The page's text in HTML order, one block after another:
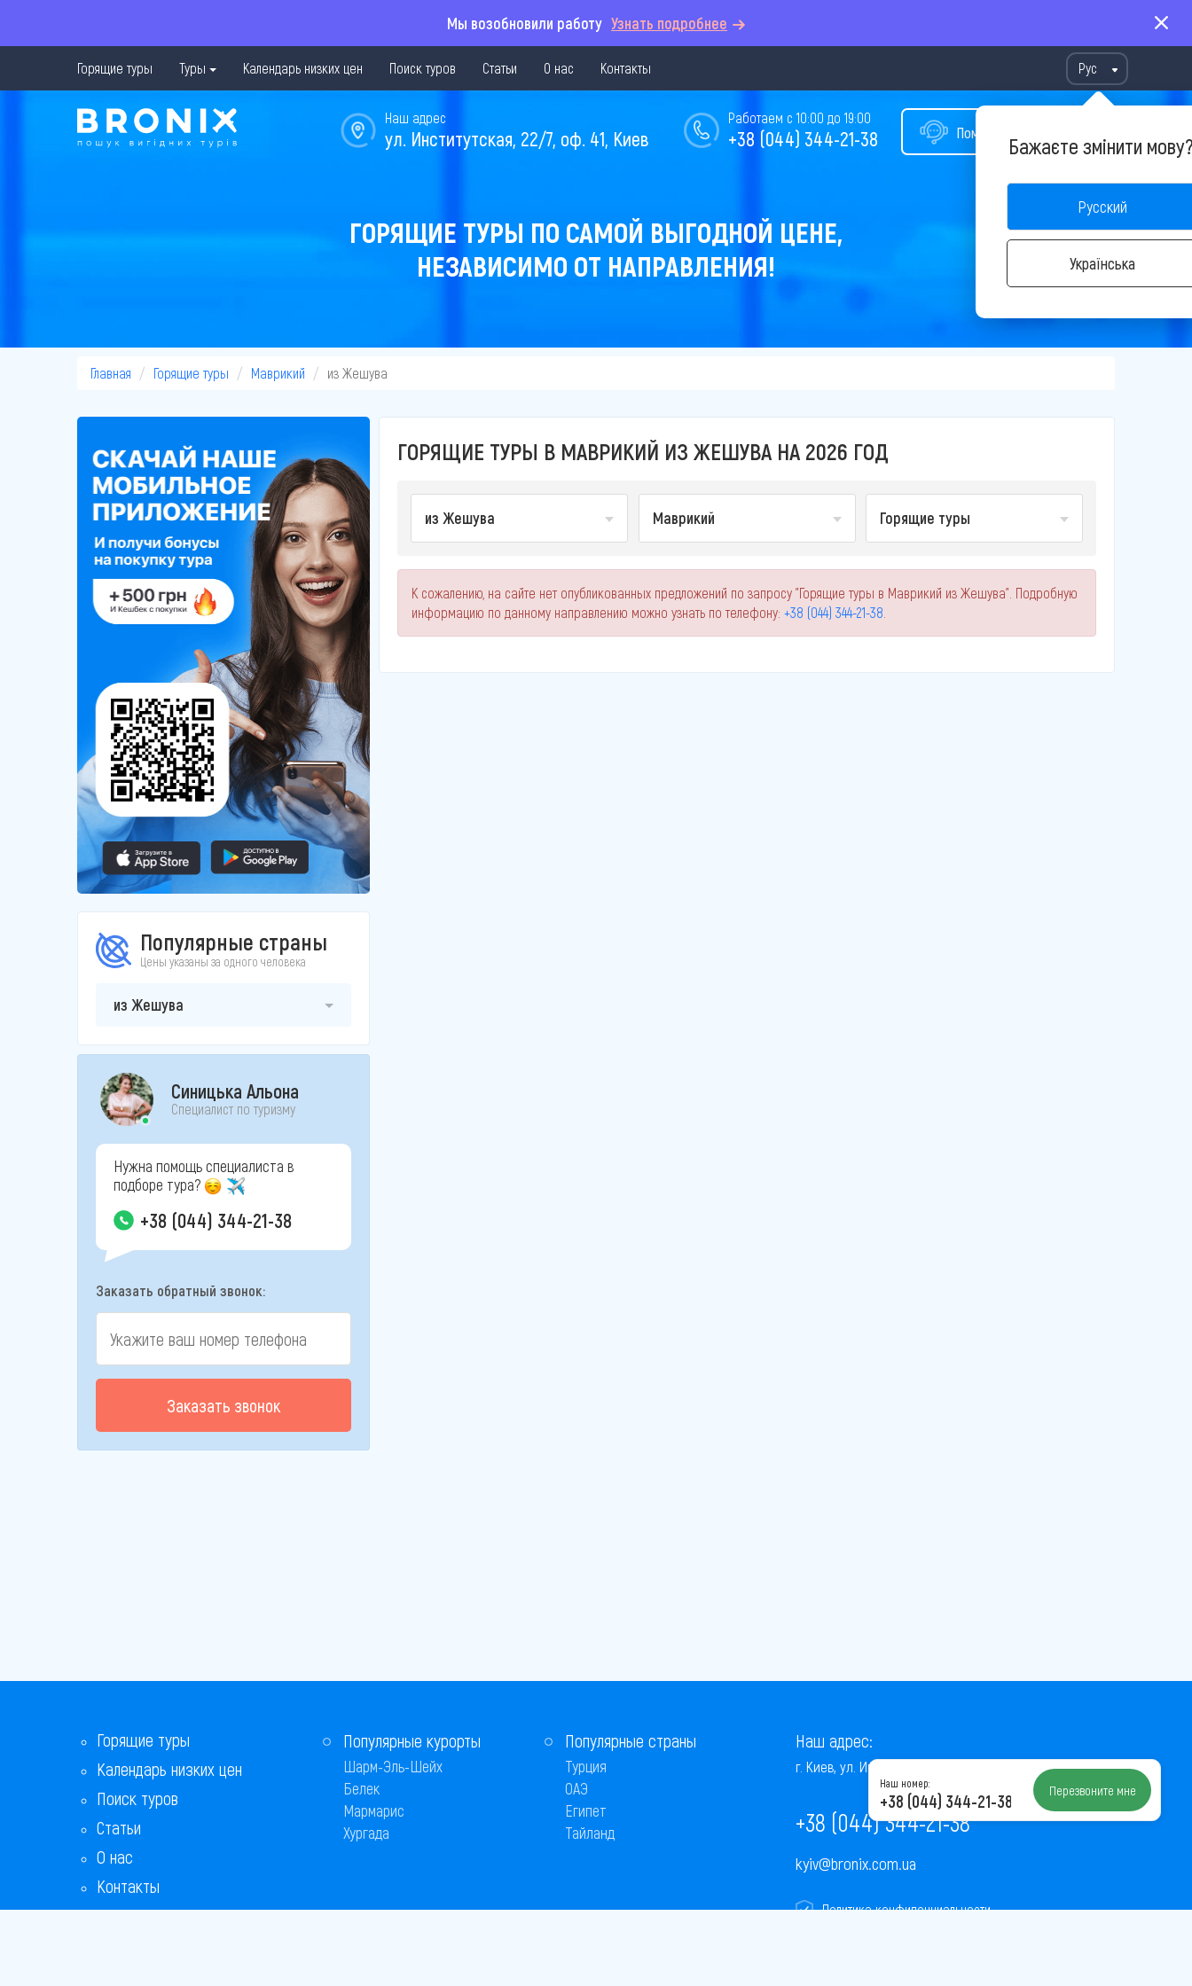
Мы возобновили работу Узнать подробнее
Горящие туры Туры Календарь низких цен Поиск туров Статьи О нас Контакты Рус
Бажаєте змінити
Русский
Українська
Помощь в подборе тура
Работаем с 10:00 до 19:00
+38 (044) 344-21-38
Наш адрес
ул. Институтская, 22/7, оф. 41, Киев
ГОРЯЩИЕ ТУРЫ ПО САМОЙ ВЫГОДНОЙ ЦЕНЕ,
НЕЗАВИСИМО ОТ НАПРАВЛЕНИЯ!
Главная Горящие туры Маврикий из Жешува
Популярные страны
Цены указаны за одного человека
из Жешува
Синицька Альона
Специалист по туризму
Нужна помощь специалиста в
подборе тура?
+38 (044) 344-21-38
Заказать обратный звонок:
Заказать звонок
ГОРЯЩИЕ ТУРЫ В МАВРИКИЙ ИЗ ЖЕШУВА НА 2026 ГОД
из Жешува Маврикий Горящие туры
К сожалению, на сайте нет опубликованных предложений по запросу "Горящие туры в Маврикий из Жешува". Подробную
информацию по данному направлению можно узнать по телефону: +38 (044) 344-21-38
Горящие туры
Календарь низких цен
Поиск туров
Статьи
О нас
Контакты
Бонусная программа
Популярные курорты
Шарм-Эль-Шейх
Белек
Мармарис
Хургада
Популярные страны
Турция
ОАЭ
Египет
Тайланд
Наш адрес:
г. Киев, ул. Институтская, 22/7, оф. 41
+38 (044) 344-21-38
kyiv@bronix.com.ua
Политика конфиденциальности
Наш номер:
+38 (044) 344-21-38 Перезвоните мне